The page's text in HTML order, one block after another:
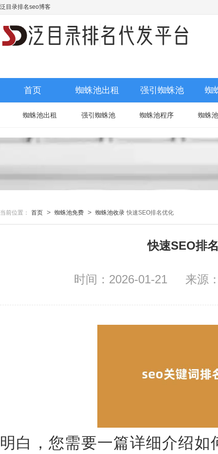
泛目录排名seo博客
首页 蜘蛛池出租 强引蜘蛛池 蜘
蜘蛛池出租 强引蜘蛛池 蜘蛛池程序 蜘蛛
当前位置： 首页 > 蜘蛛池免费 > 蜘蛛池收录 快速SEO排名优化
快速SEO排
时间：2026-01-21 来源
明白，您需要一篇详细介绍如